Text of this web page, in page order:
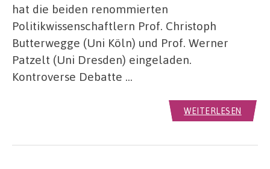
hat die beiden renommierten
Politikwissenschaftlern Prof. Christoph
Butterwegge (Uni Köln) und Prof. Werner
Patzelt (Uni Dresden) eingeladen.
Kontroverse Debatte …
WEITERLESEN